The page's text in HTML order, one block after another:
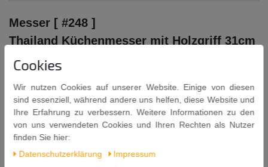
Messer [ #248 ]
Thailand Küchenmesser mit Holzgriff 31cm
Marke KIWI
Länge der Klinge: ca. 20cm
4,5cm Breit an der breitesten Stelle
Der Griff des Messers ist aus gebeiztem und anschließend
gewachstem Naturholz. Die Farbe und die Maserung des
Cookies
Wir nutzen Cookies auf unserer Website. Einige von diesen
sind essenziell, während andere uns helfen, diese Website und
Ihre Erfahrung zu verbessern. Weitere Informationen zu den
von uns verwendeten Cookies und Ihren Rechten als Nutzer
finden Sie hier:
Daten­schutz­erklärung
Impressum